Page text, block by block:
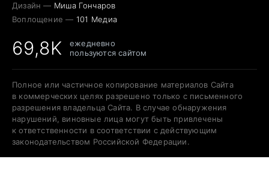
Дизайн — Миша Гончаров
Воплощение — 101 Медиа
69,8K
ежедневно
пользуются сайтом
Полное или частичное копирование материалов Сайта
в коммерческих целях разрешено только с письменного
разрешения владельца Сайта. В случае обнаружения
нарушений, виновные лица могут быть привлечены
к ответственности в соответствии с действующим
законодательством Российской Федерации.